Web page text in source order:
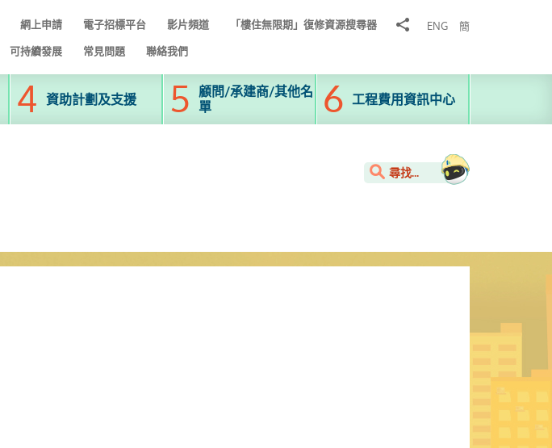
網上申請 電子招標平台 影片頻道 「樓住無限期」復修資源搜尋器
分
ENG 簡
可持續發展 常見問題 聯絡我們
資助計劃及支援
顧問/承建商/其他名
單
工程費用資訊中心
尋找...